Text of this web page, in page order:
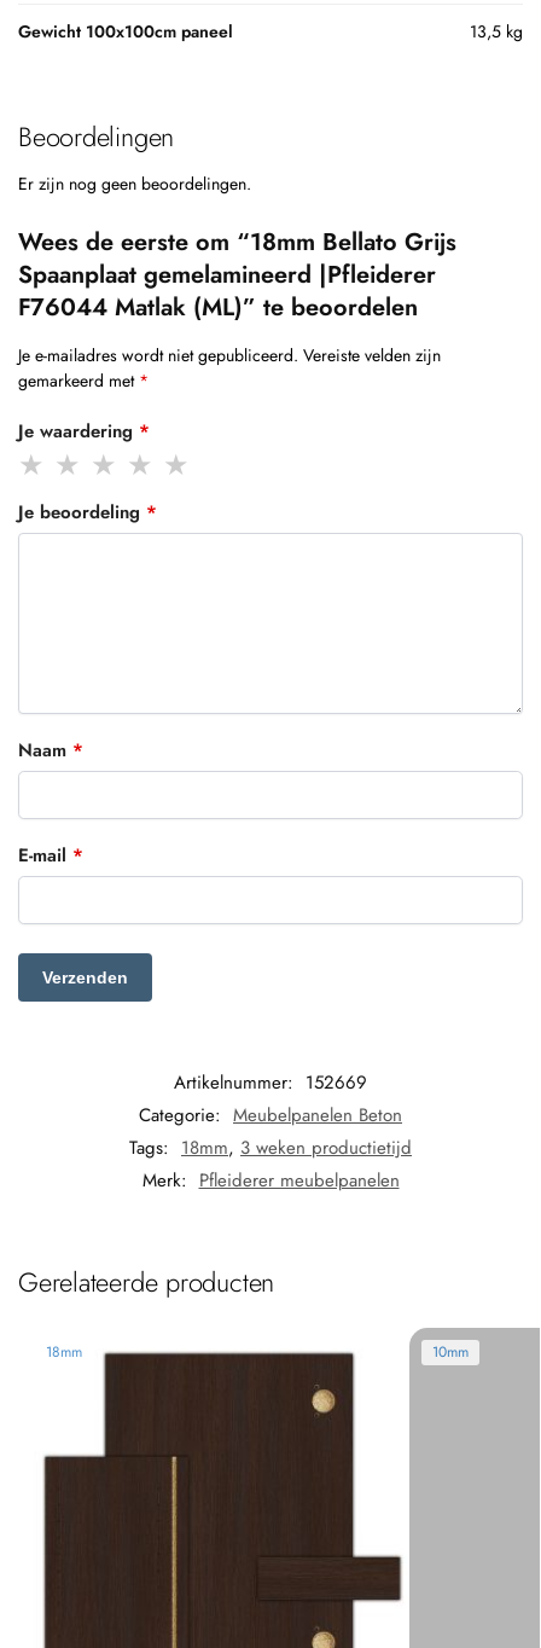
Gewicht 100x100cm paneel 13,5 kg
Beoordelingen
Er zijn nog geen beoordelingen.
Wees de eerste om “18mm Bellato Grijs
Spaanplaat gemelamineerd |Pfleiderer
F76044 Matlak (ML)” te beoordelen
Je e-mailadres wordt niet gepubliceerd. Vereiste velden zijn
gemarkeerd met *
Je waardering *
Je beoordeling *
Naam *
E-mail *
Artikelnummer:
152669
Categorie: Meubelpanelen Beton
Tags: 18mm, 3 weken productietijd
Merk: Pfleiderer meubelpanelen
Gerelateerde producten
18mm 10mm